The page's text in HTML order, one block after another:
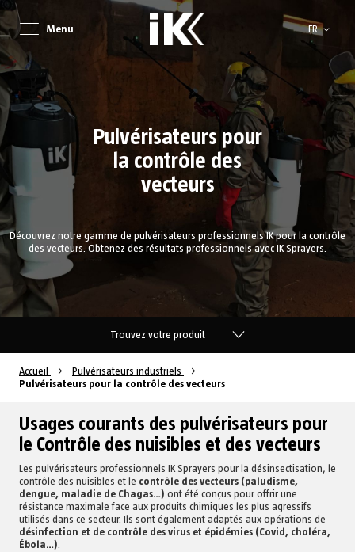
Menu Langue
FR
Pulvérisateurs pour
la contrôle des
vecteurs
Découvrez notre gamme de pulvérisateurs professionnels IK pour la contrôle
des vecteurs. Obtenez des résultats professionnels avec IK Sprayers.
Accueil
Pulvérisateurs industriels
Pulvérisateurs pour la contrôle des vecteurs
Usages courants des pulvérisateurs pour
le Contrôle des nuisibles et des vecteurs
Les pulvérisateurs professionnels IK Sprayers pour la désinsectisation, le
contrôle des nuisibles et le contrôle des vecteurs (paludisme,
dengue, maladie de Chagas…) ont été conçus pour offrir une
résistance maximale face aux produits chimiques les plus agressifs
utilisés dans ce secteur. Ils sont également adaptés aux opérations de
désinfection et de contrôle des virus et épidémies (Covid, choléra,
Ébola…).
Trouvez votre produit